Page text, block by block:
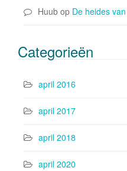
Huub op De heides
Categorieën
april 2016
april 2017
april 2018
april 2020